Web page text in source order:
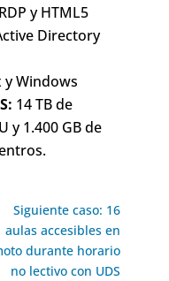
RDP y HTML5
Directory
y Windows
14 TB de
y 1.400 GB de
Siguiente caso: 16
aulas accesibles en
durante horario
no lectivo con UDS